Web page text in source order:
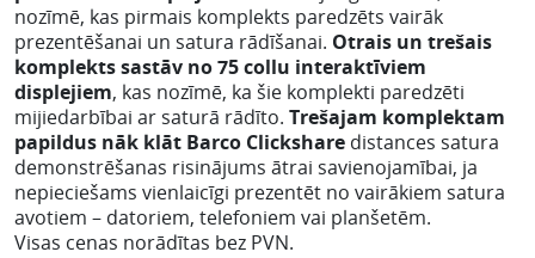
nozīmē, kas pirmais komplekts paredzēts vairāk
prezentēšanai un satura rādīšanai. Otrais un trešais
komplekts sastāv no 75 collu interaktīviem
displejiem, kas nozīmē, ka šie komplekti paredzēti
mijiedarbībai ar saturā rādīto. Trešajam komplektam
papildus nāk klāt Barco Clickshare distances satura
demonstrēšanas risinājums ātrai savienojamībai, ja
nepieciešams vienlaicīgi prezentēt no vairākiem satura
avotiem – datoriem, telefoniem vai planšetēm.
Visas cenas norādītas bez PVN.